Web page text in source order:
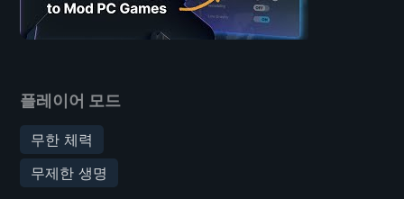
플레이어 모드
무한 체력
무제한 생명